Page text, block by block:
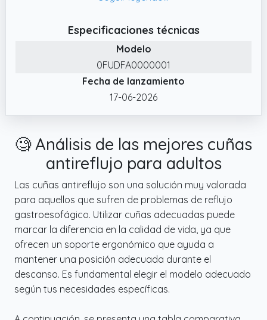
✔️ Diseño Ergonómico. Este Almohada de
Cuña para Dormir está diseñado con curvas
ergonómicas para ofrecer excelente
✔️ Características de Diseño Recién
Mejoradas. Cojín de lectura plegable
compensado con diseño de cremallera de
para dormir puede retirarse fácilmente.
Especificaciones técnicas
Modelo
0FUDFA0000001
Fecha de lanzamiento
17-06-2026
🧐 Análisis de las mejores cuñas
antireflujo para adultos
Las cuñas antireflujo son una solución muy valorada
para aquellos que sufren de problemas de reflujo
gastroesofágico. Utilizar cuñas adecuadas puede
marcar la diferencia en la calidad de vida, ya que
ofrecen un soporte ergonómico que ayuda a
mantener una posición adecuada durante el
descanso. Es fundamental elegir el modelo adecuado
según tus necesidades específicas.